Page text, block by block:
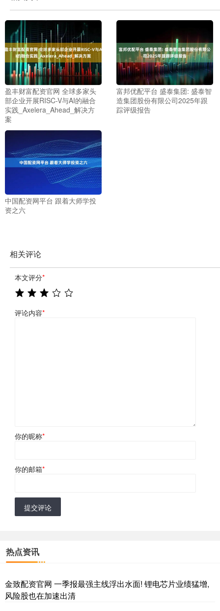
盈丰财富配资官网 全球多家头
部企业开展RISC-V与AI的融合
实践_Axelera_Ahead_解决方
案
富邦优配平台 盛泰集团: 盛泰智
造集团股份有限公司2025年跟
踪评级报告
中国配资网平台 跟着大师学投
资之六
相关评论
本文评分*
评论内容*
你的昵称*
你的邮箱*
提交评论
热点资讯
金致配资官网 一季报最强主线浮出水面! 锂电芯片业绩猛增,
风险股也在加速出清